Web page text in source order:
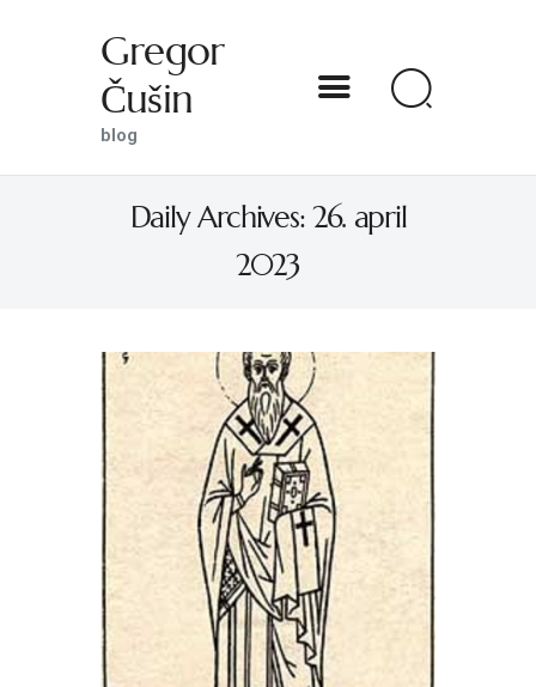
Gregor
Čušin
blog
Daily Archives: 26. april
2023
DOMOV
S SVETNIKOM NA TI
PREDSTAVE
KNJIGE
KONTAKT